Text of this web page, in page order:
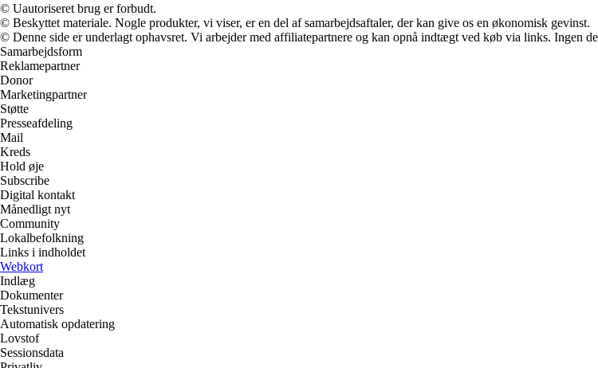
© Uautoriseret brug er forbudt.
© Beskyttet materiale. Nogle produkter, vi viser, er en del af samarbejdsaftaler, der kan give os en økonomisk gevinst.
© Denne side er underlagt ophavsret. Vi arbejder med affiliatepartnere og kan opnå indtægt ved køb via links. Ingen
Samarbejdsform
Reklamepartner
Donor
Marketingpartner
Støtte
Presseafdeling
Mail
Kreds
Hold øje
Subscribe
Digital kontakt
Månedligt nyt
Community
Lokalbefolkning
Links i indholdet
Webkort
Indlæg
Dokumenter
Tekstunivers
Automatisk opdatering
Lovstof
Sessionsdata